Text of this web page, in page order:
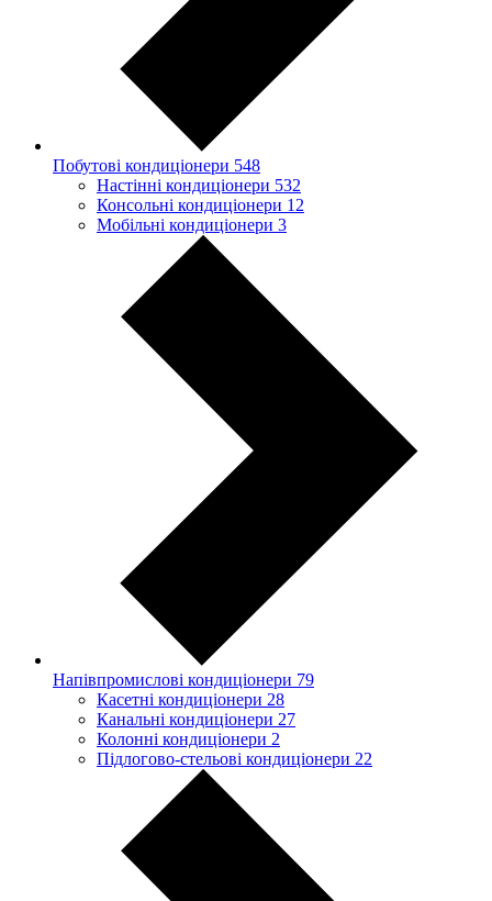
Побутові кондиціонери 548
Настінні кондиціонери 532
Консольні кондиціонери 12
Мобільні кондиціонери 3
Напівпромислові кондиціонери 79
Касетні кондиціонери 28
Канальні кондиціонери 27
Колонні кондиціонери 2
Підлогово-стельові кондиціонери 22